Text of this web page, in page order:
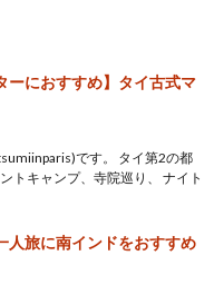
ーにおすすめ】タイ古式マ
です。 タイ第2の都
トキャンプ、寺院巡り、 ナイト
人旅に南インドをおすすめ